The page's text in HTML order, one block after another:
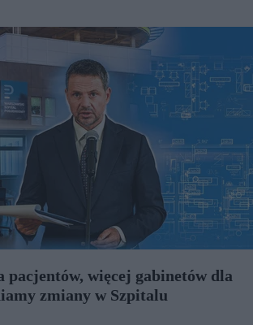
pacjentów, więcej gabinetów dla
zmiany w Szpitalu